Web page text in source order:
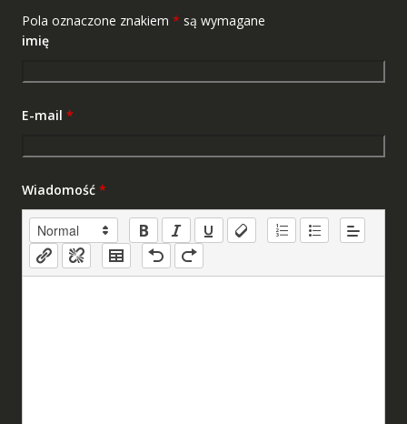
Pola oznaczone znakiem * są wymagane
imię
E-mail *
Wiadomość *